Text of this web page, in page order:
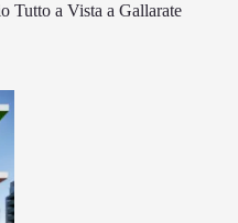
Tutto a Vista a Gallarate